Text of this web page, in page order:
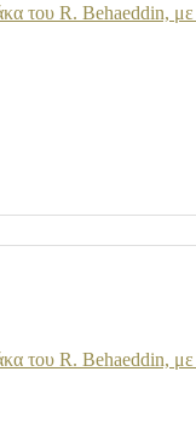
του R. Behaeddin, με
του R. Behaeddin, με